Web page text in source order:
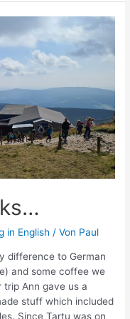
in English / Von Paul
difference to German
and some coffee we
Ann gave us a
stuff which included
Since Tartu was on